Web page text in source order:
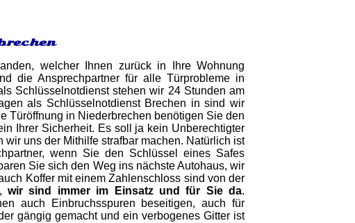
welcher Ihnen zurück in Ihre Wohnung
die Ansprechpartner für alle Türprobleme in
Schlüsselnotdienst stehen wir 24 Stunden am
als Schlüsselnotdienst Brechen in sind wir
Türöffnung in Niederbrechen benötigen Sie den
Ihrer Sicherheit. Es soll ja kein Unberechtigter
uns der Mithilfe strafbar machen. Natürlich ist
wenn Sie den Schlüssel eines Safes
Sie sich den Weg ins nächste Autohaus, wir
Koffer mit einem Zahlenschloss sind von der
wir sind immer im Einsatz und für Sie da.
auch Einbruchsspuren beseitigen, auch für
gängig gemacht und ein verbogenes Gitter ist